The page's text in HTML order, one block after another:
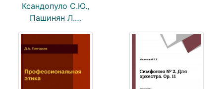
Ксандопуло С.Ю.,
Пашинян Л.…